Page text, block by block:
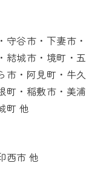
守谷市・下妻市・
結城市・境町・五
市・阿見町・牛久
町・稲敷市・美浦
町 他
西市 他